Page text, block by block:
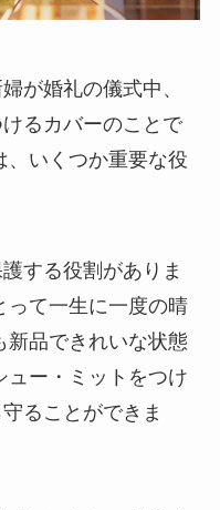
が婚礼の儀式中、
るカバーのこと で
、いくつか重要な役
する役割がありま
って一生に一度の晴
新品できれいな状態
ュー・ミットをつけ
ることができま